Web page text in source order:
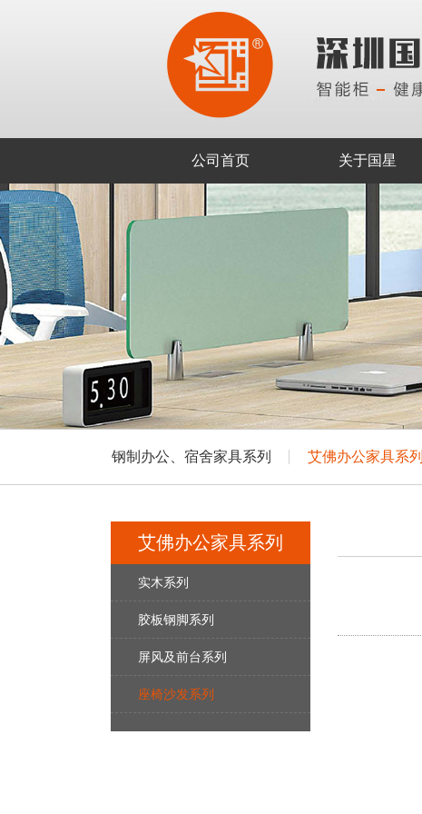
公司首页 关于国星
钢制办公、宿舍家具系列 艾佛办公家具系列
艾佛办公家具系列
实木系列
胶板钢脚系列
屏风及前台系列
座椅沙发系列